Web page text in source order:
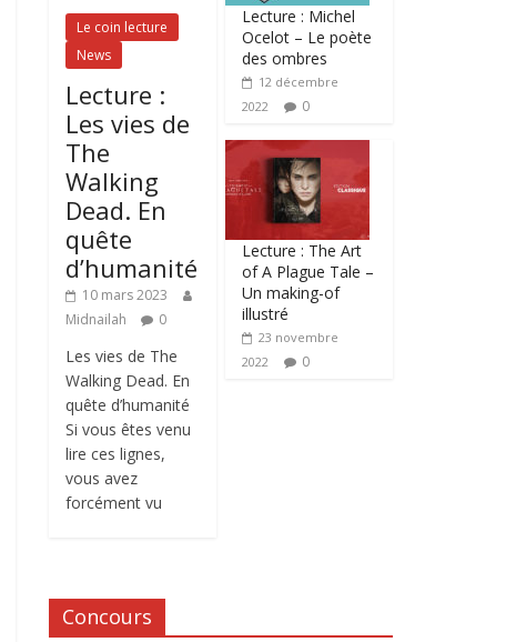
Le coin lecture
News
Lecture :
Les vies de
The
Walking
Dead. En
quête
d’humanité
10 mars 2023
Midnailah
0
Les vies de The
Walking Dead. En
quête d’humanité
Si vous êtes venu
lire ces lignes,
vous avez
forcément vu
Lecture : Michel
Ocelot – Le poète
des ombres
12 décembre
2022
0
Lecture : The Art
of A Plague Tale –
Un making-of
illustré
23 novembre
2022
0
Concours